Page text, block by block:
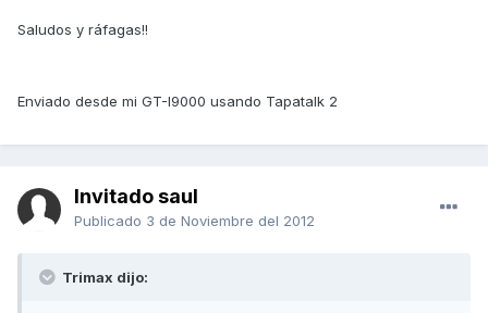
Saludos y ráfagas!!
Enviado desde mi GT-I9000 usando Tapatalk 2
Invitado saul
Publicado 3 de Noviembre del 2012
Trimax dijo: